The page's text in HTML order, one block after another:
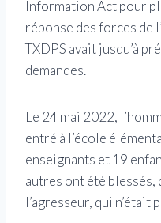
Information Act pour
réponse des forces de
TXDPS avait jusqu’à
demandes.
Le 24 mai 2022,
entré à l’école
enseignants et 19
autres ont été blessés,
l’agresseur, qui n’était